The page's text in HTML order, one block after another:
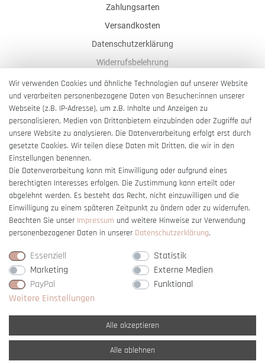
Zahlungsarten
Versandkosten
Datenschutzerklärung
Widerrufsbelehrung
AGB
Impressum
Barrierefreiheitserklärung
Vertrag widerrufen
Wir verwenden Cookies und ähnliche Technologien auf unserer Website
und verarbeiten personenbezogene Daten von Besucher:innen unserer
Webseite (z.B. IP-Adresse), um z.B. Inhalte und Anzeigen zu
personalisieren, Medien von Drittanbietern einzubinden oder Zugriffe auf
unsere Website zu analysieren. Die Datenverarbeitung erfolgt erst durch
gesetzte Cookies. Wir teilen diese Daten mit Dritten, die wir in den
Einstellungen benennen.
Die Datenverarbeitung kann mit Einwilligung oder aufgrund eines
berechtigten Interesses erfolgen. Die Zustimmung kann erteilt oder
abgelehnt werden. Es besteht das Recht, nicht einzuwilligen und die
Einwilligung zu einem späteren Zeitpunkt zu ändern oder zu widerrufen.
Beachten Sie unser Impressum und weitere Hinweise zur Verwendung
personenbezogener Daten in unserer Daten­schutz­erklärung.
Essenziell
Statistik
Marketing
Externe Medien
PayPal
Funktional
Weitere Einstellungen
Alle akzeptieren
Alle ablehnen